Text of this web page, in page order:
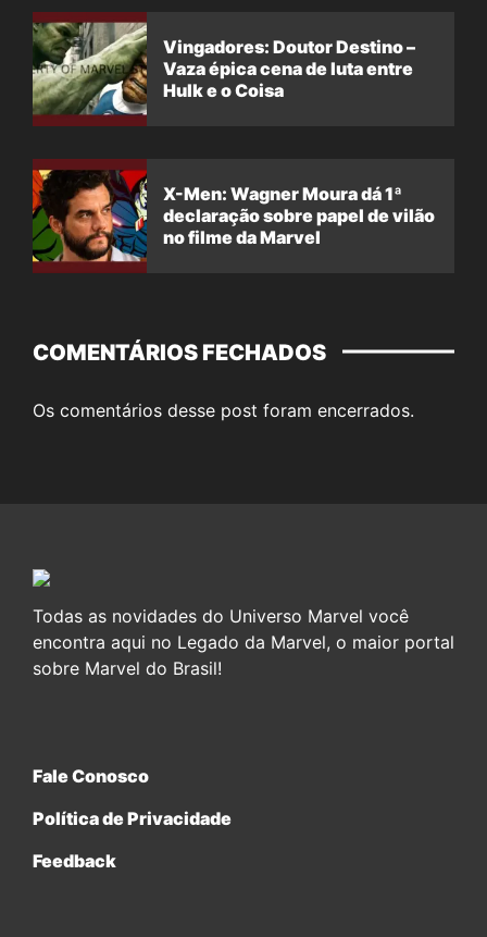
Vingadores: Doutor Destino –
Vaza épica cena de luta entre
Hulk e o Coisa
X-Men: Wagner Moura dá 1ª
declaração sobre papel de vilão
no filme da Marvel
COMENTÁRIOS FECHADOS
Os comentários desse post foram encerrados.
Todas as novidades do Universo Marvel você
encontra aqui no Legado da Marvel, o maior portal
sobre Marvel do Brasil!
Fale Conosco
Política de Privacidade
Feedback